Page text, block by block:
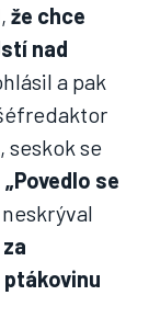
že chce
nad
a pak
seskok se
„Povedlo se